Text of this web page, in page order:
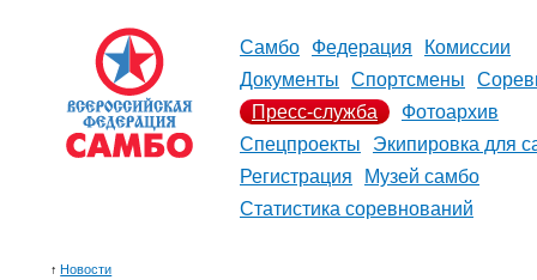
Самбо Федерация
Комиссии
Документы
Спортсмены
Пресс-служба
Фотоархив
Спецпроекты
Экипировка для
Регистрация
Музей самбо
Статистика соревнований
↑ Новости